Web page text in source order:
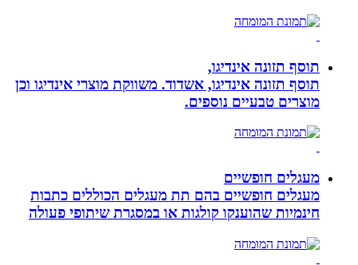
תוסף תזונה אינדיגו,
תוסף תזונה אינדיגו, אשדוד. משווקת מוצרי אינדיגו וכן
מוצרים טבעיים נוספים.
מעגלים חופשיים
מעגלים חופשיים בהם תת מעגלים הכוללים כתבות
חינמיות שהוענקו קולגות או במסגרת שיתופי פעולה